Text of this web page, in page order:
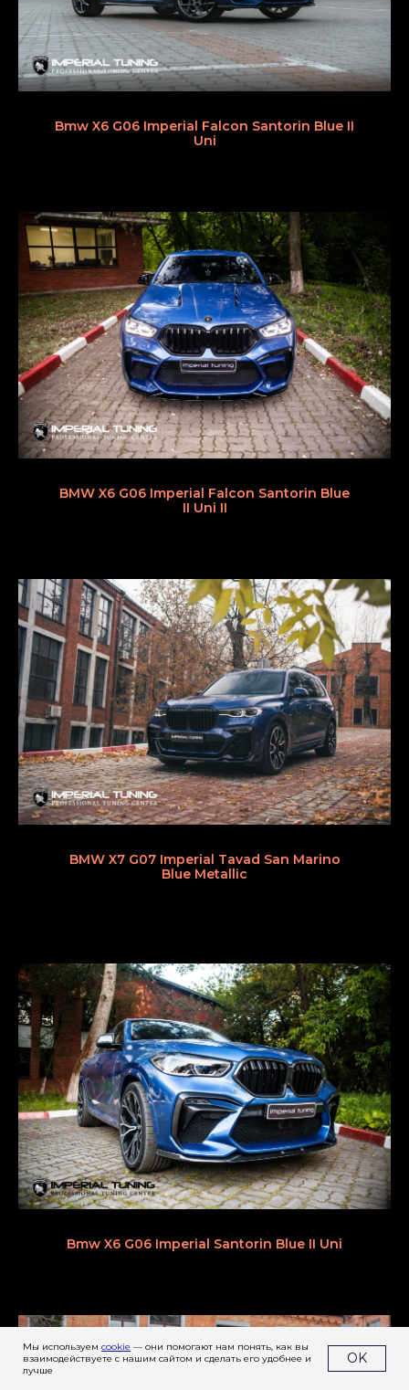
Bmw X6 G06 Imperial Falcon Santorin Blue II
Uni
BMW X6 G06 Imperial Falcon Santorin Blue
II Uni II
BMW X7 G07 Imperial Tavad San Marino
Blue Metallic
Bmw X6 G06 Imperial Santorin Blue II Uni
Мы используем cookie — они помогают нам понять, как вы
взаимодействуете с нашим сайтом и сделать его удобнее и
лучше
OK